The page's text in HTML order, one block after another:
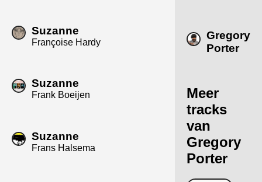
Suzanne
Françoise Hardy
Suzanne
Frank Boeijen
Suzanne
Frans Halsema
Gregory
Porter
Meer
tracks
van
Gregory
Porter